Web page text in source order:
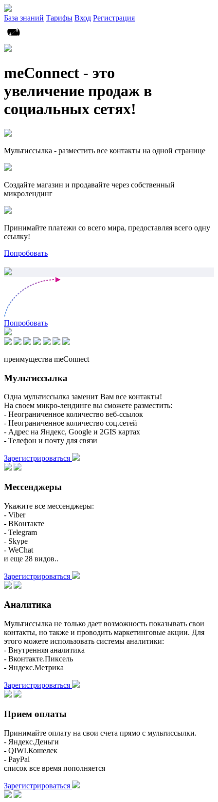
База знаний Тарифы Вход Регистрация
meConnect - это
увеличение продаж в
социальных сетях!
Мультиссылка - разместить все контакты на одной странице
Создайте магазин и продавайте через собственный
микролендинг
Принимайте платежи со всего мира, предоставляя всего одну
ссылку!
Попробовать
Попробовать
преимущества meConnect
Мультиссылка
Одна мультиссылка заменит Вам все контакты!
На своем микро-лендинге вы сможете разместить:
- Неограниченное количество веб-ссылок
- Неограниченное количество соц.сетей
- Адрес на Яндекс, Google и 2GIS картах
- Телефон и почту для связи
Зарегистрироваться
Мессенджеры
Укажите все мессенджеры:
- Viber
- ВКонтакте
- Telegram
- Skype
- WeChat
и еще 28 видов..
Зарегистрироваться
Аналитика
Мультиссылка не только дает возможность показывать свои
контакты, но также и проводить маркетинговые акции. Для
этого можете использовать системы аналитики:
- Внутренняя аналитика
- Вконтакте.Пиксель
- Яндекс.Метрика
Зарегистрироваться
Прием оплаты
Принимайте оплату на свои счета прямо с мультиссылки.
- Яндекс.Деньги
- QIWI.Кошелек
- PayPal
список все время пополняется
Зарегистрироваться